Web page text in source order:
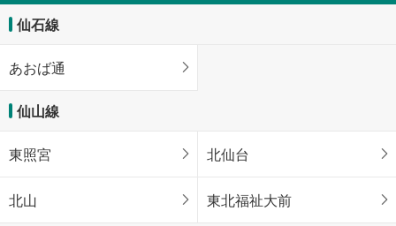
仙石線
あおば通
仙山線
東照宮 北仙台
北山 東北福祉大前